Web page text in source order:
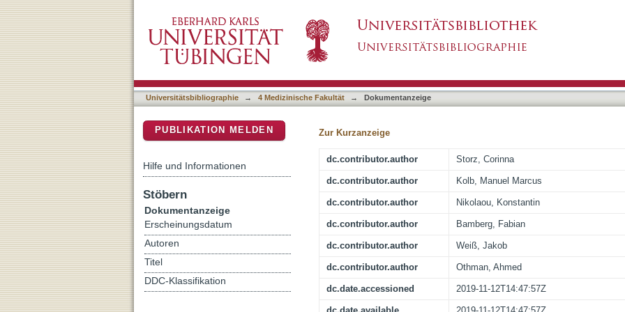
Impact of Radiation Dose Reduction in Abdominal Computed
and Diagnostic Performance in Patients with Suspected Appendicitis: An
Comparison
Universitätsbibliographie → 4 Medizinische Fakultät → Dokumentanzeige
Zur Kurzanzeige
dc.contributor.author Storz, Corinna
dc.contributor.author Kolb, Manuel Marcus
dc.contributor.author Nikolaou, Konstantin
dc.contributor.author Bamberg, Fabian
dc.contributor.author Weiß, Jakob
dc.contributor.author Othman, Ahmed
dc.date.accessioned 2019-11-12T14:47:57Z
PUBLIKATION MELDEN
Hilfe und Informationen
Stöbern
Dokumentanzeige
Erscheinungsdatum
Autoren
Titel
DDC-Klassifikation